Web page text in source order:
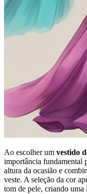
Ao escolher um vestido
importância fundamental
altura da ocasião e
veste. A seleção da cor
tom de pele, criando uma